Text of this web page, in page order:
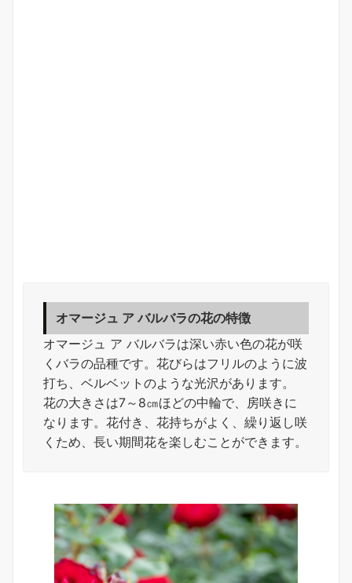
オマージュ ア バルバラの花の特徴
オマージュ ア バルバラは深い赤い色の花が咲
くバラの品種です。花びらはフリルのように波
打ち、ベルベットのような光沢があります。
花の大きさは7～8㎝ほどの中輪で、房咲きに
なります。花付き、花持ちがよく、繰り返し咲
くため、長い期間花を楽しむことができます。